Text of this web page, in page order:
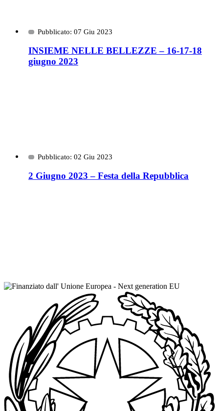
Pubblicato: 07 Giu 2023
INSIEME NELLE BELLEZZE – 16-17-18
giugno 2023
Pubblicato: 02 Giu 2023
2 Giugno 2023 – Festa della Repubblica